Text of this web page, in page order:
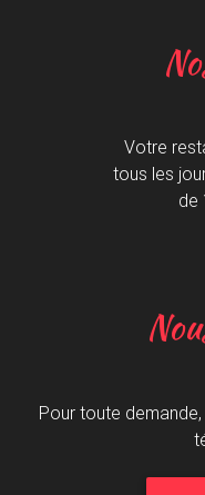
Pour toute
Votre
tous les
de